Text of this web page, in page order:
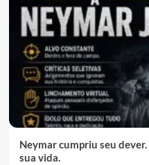
Neymar cumpriu seu
sua vida.